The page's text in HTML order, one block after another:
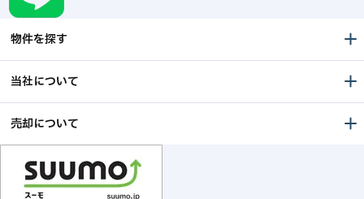
物件を探す
当社について
売却について